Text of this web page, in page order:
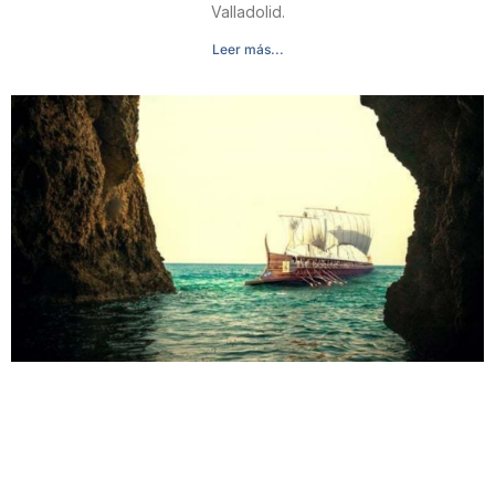
Valladolid.
Leer más...